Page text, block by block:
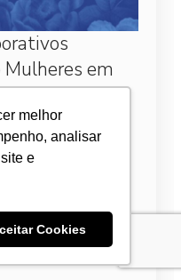
melhor
analisar
e
Cookies
Mulheres em
São Paulo a 2ª
AntecipAÇÃO –
dos tumores